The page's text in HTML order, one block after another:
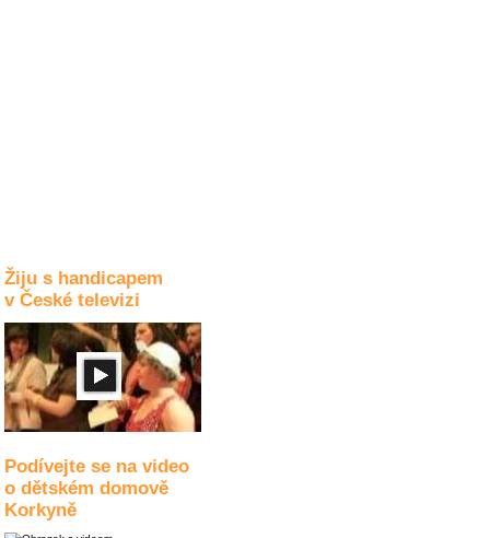
Žiju s handicapem
v České televizi
Podívejte se na video
o dětském domově
Korkyně